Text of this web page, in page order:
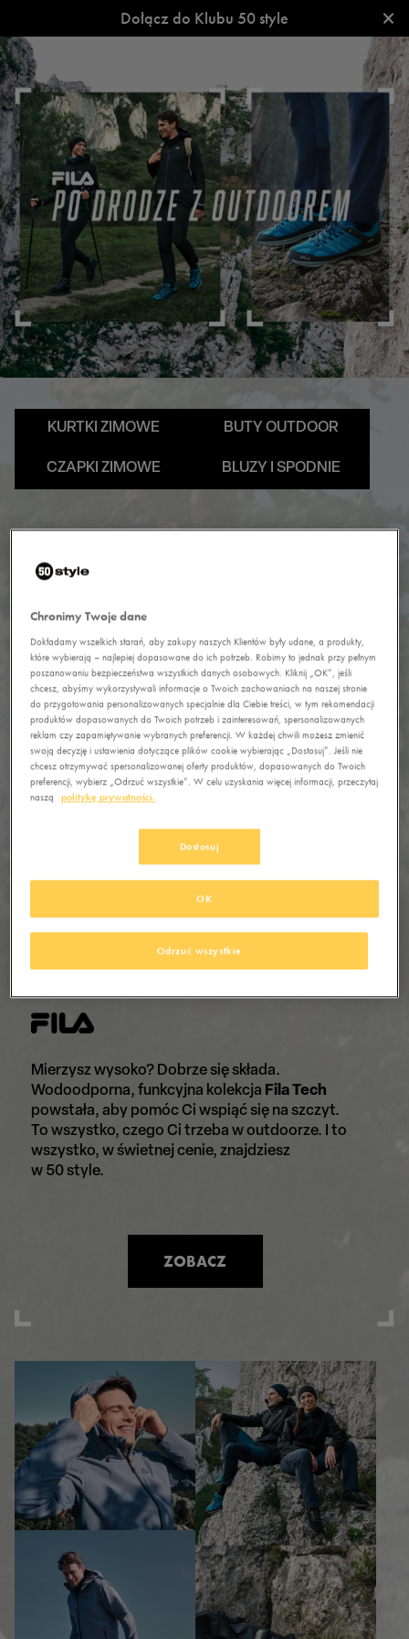
Dołącz do Klubu 50 style ×
KURTKI ZIMOWE BUTY OUTDOOR
CZAPKI ZIMOWE BLUZY I SPODNIE
Tak jak z Fila
towarzyszyć Ci może najlepsze wsparcie. To jak —
Mierzysz wysoko? Dobrze się składa.
Wodoodporna, funkcyjna kolekcja Fila Tech
powstała, aby pomóc Ci wspiąć się na szczyt.
To wszystko, czego Ci trzeba w outdoorze. I to
wszystko, w świetnej cenie, znajdziesz
w 50 style.
ZOBACZ
Chronimy Twoje dane
Dokładamy wszelkich starań, aby zakupy naszych Klientów były udane, a produkty,
które wybierają – najlepiej dopasowane do ich potrzeb. Robimy to jednak przy pełnym
poszanowaniu bezpieczeństwa wszystkich danych osobowych. Kliknij „OK”, jeśli
chcesz, abyśmy wykorzystywali informacje o Twoich zachowaniach na naszej stronie
do przygotowania personalizowanych specjalnie dla Ciebie treści, w tym rekomendacji
produktów dopasowanych do Twoich potrzeb i zainteresowań, spersonalizowanych
reklam czy zapamiętywanie wybranych preferencji. W każdej chwili możesz zmienić
swoją decyzję i ustawienia dotyczące plików cookie wybierając „Dostosuj”. Jeśli nie
chcesz otrzymywać spersonalizowanej oferty produktów, dopasowanych do Twoich
preferencji, wybierz „Odrzuć wszystkie”. W celu uzyskania więcej informacji, przeczytaj
naszą
politykę prywatności.
Dostosuj
Odrzuć wszystkie
OK